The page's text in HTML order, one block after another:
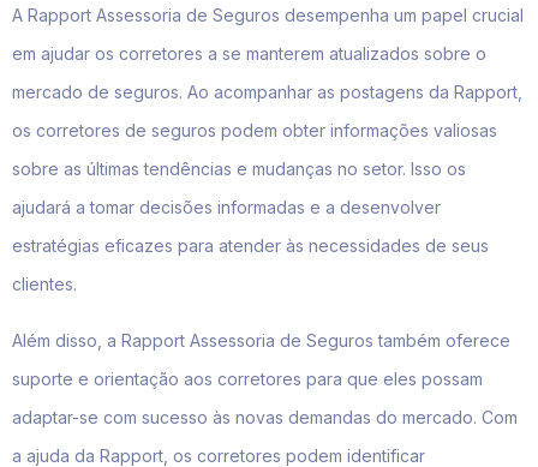
A Rapport Assessoria de Seguros desempenha um papel crucial
em ajudar os corretores a se manterem atualizados sobre o
mercado de seguros. Ao acompanhar as postagens da Rapport,
os corretores de seguros podem obter informações valiosas
sobre as últimas tendências e mudanças no setor. Isso os
ajudará a tomar decisões informadas e a desenvolver
estratégias eficazes para atender às necessidades de seus
clientes.
Além disso, a Rapport Assessoria de Seguros também oferece
suporte e orientação aos corretores para que eles possam
adaptar-se com sucesso às novas demandas do mercado. Com
a ajuda da Rapport, os corretores podem identificar